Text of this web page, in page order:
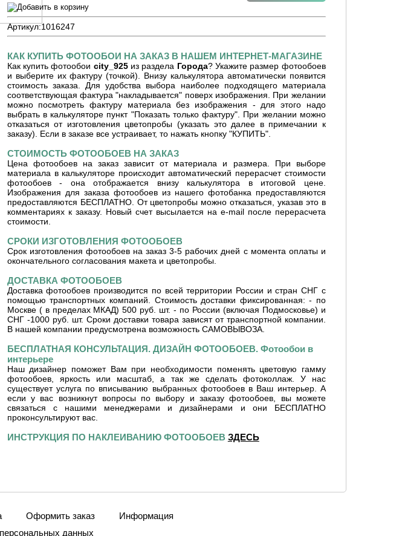
Артикул:1016247
КАК КУПИТЬ ФОТООБОИ НА ЗАКАЗ В НАШЕМ ИНТЕРНЕТ-МАГАЗИНЕ
Как купить фотообои city_925из раздела Города? Укажите размер фотообоев
и выберите их фактуру (точкой). Внизу калькулятора автоматически появится
стоимость заказа. Для удобства выбора наиболее подходящего материала
соответствующая фактура "накладывается" поверх изображения. При желании
можно посмотреть фактуру материала без изображения - для этого надо
выбрать в калькуляторе пункт "Показать только фактуру". При желании можно
отказаться от изготовления цветопробы (указать это далее в примечании к
заказу). Если в заказе все устраивает, то нажать кнопку "КУПИТЬ".
СТОИМОСТЬ ФОТООБОЕВ НА ЗАКАЗ
Цена фотообоев на заказ зависит от материала и размера. При выборе
материала в калькуляторе происходит автоматический перерасчет стоимости
фотообоев - она отображается внизу калькулятора в итоговой цене.
Изображения для заказа фотообоев из нашего фотобанка предоставляются
предоставляются БЕСПЛАТНО. От цветопробы можно отказаться, указав это в
комментариях к заказу. Новый счет высылается на e-mail после перерасчета
стоимости.
СРОКИ ИЗГОТОВЛЕНИЯ ФОТООБОЕВ
Срок изготовления фотообоев на заказ 3-5 рабочих дней с момента оплаты и
окончательного согласования макета и цветопробы.
ДОСТАВКА ФОТООБОЕВ
Доставка фотообоев производится по всей территории России и стран СНГ с
помощью транспортных компаний. Стоимость доставки фиксированная: - по
Москве ( в пределах МКАД) 500 руб. шт. - по России (включая Подмосковье) и
СНГ -1000 руб. шт. Сроки доставки товара зависят от транспортной компании.
В нашей компании предусмотрена возможность САМОВЫВОЗА.
БЕСПЛАТНАЯ КОНСУЛЬТАЦИЯ. ДИЗАЙН ФОТООБОЕВ. Фотообои в
интерьере
Наш дизайнер поможет Вам при необходимости поменять цветовую гамму
фотообоев, яркость или масштаб, а так же сделать фотоколлаж. У нас
существует услуга по вписыванию выбранных фотообоев в Ваш интерьер. А
если у вас возникнут вопросы по выбору и заказу фотообоев, вы можете
связаться с нашими менеджерами и дизайнерами и они БЕСПЛАТНО
проконсультируют вас.
ИНСТРУКЦИЯ ПО НАКЛЕИВАНИЮ ФОТООБОЕВ ЗДЕСЬ
Оформить заказ
Информация
данных